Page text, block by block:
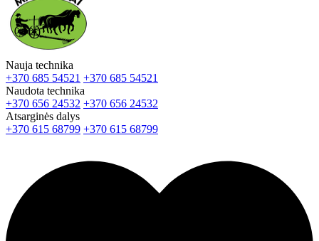
Nauja technika
+370 685 54521 +370 685 54521
Naudota technika
+370 656 24532 +370 656 24532
Atsarginės dalys
+370 615 68799 +370 615 68799